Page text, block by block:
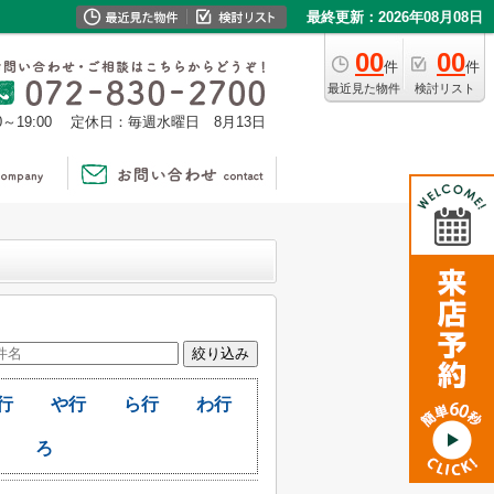
最終更新：2026年08月08日
00件
最近見た物件
00件
検討リスト
～19:00 定休日：毎週水曜日 8月13日
や行 ら行 わ行
ろ